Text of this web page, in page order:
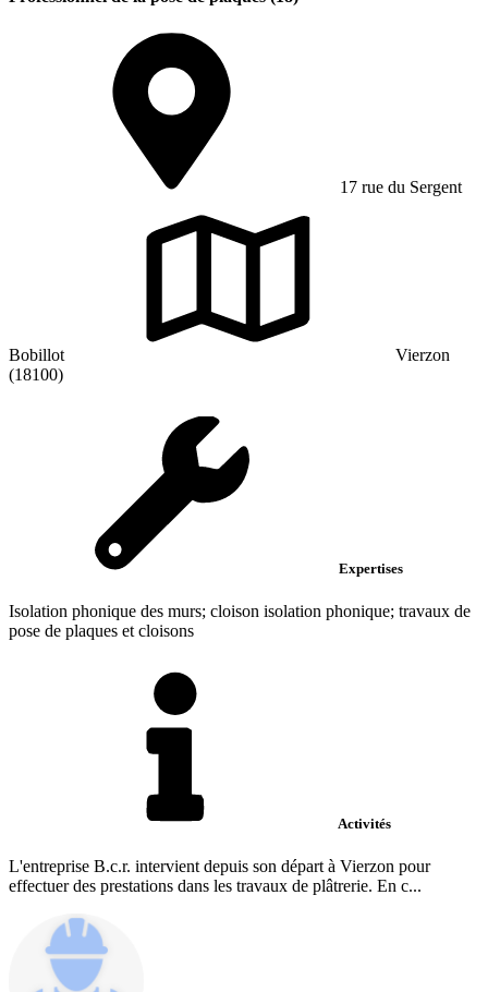
17 rue du Sergent
Bobillot
Vierzon
(18100)
Expertises
Isolation phonique des murs; cloison isolation phonique; travaux de
pose de plaques et cloisons
Activités
L'entreprise B.c.r. intervient depuis son départ à Vierzon pour
effectuer des prestations dans les travaux de plâtrerie. En c...